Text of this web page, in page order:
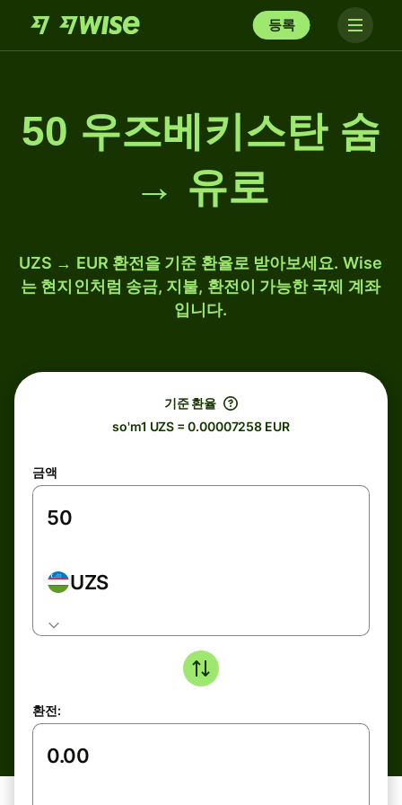
등록
50 우즈베키스탄 숨
→ 유로
UZS → EUR 환전을 기준 환율로 받아보세요. Wise
는 현지인처럼 송금, 지불, 환전이 가능한 국제 계좌
입니다.
기준 환율
so'm1 UZS = 0.00007258 EUR
금액
UZS
환전: